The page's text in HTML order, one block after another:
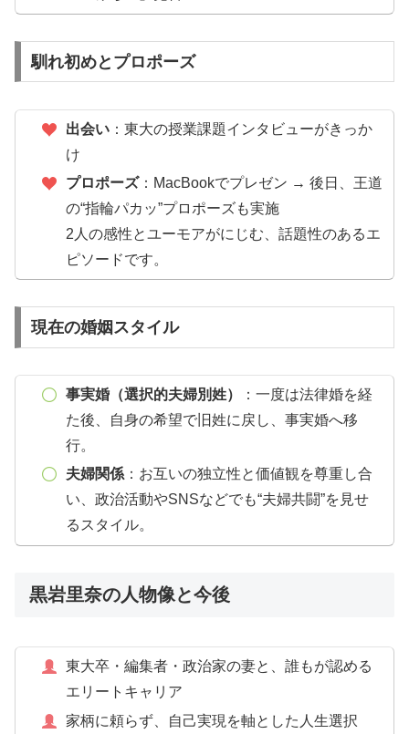
馴れ初めとプロポーズ
出会い：東大の授業課題インタビューがきっか
け
プロポーズ：MacBookでプレゼン → 後日、王道
の“指輪パカッ”プロポーズも実施
2人の感性とユーモアがにじむ、話題性のあるエ
ピソードです。
現在の婚姻スタイル
事実婚（選択的夫婦別姓）
：一度は法律婚を経
た後、自身の希望で旧姓に戻し、事実婚へ移
行。
夫婦関係：お互いの独立性と価値観を尊重し合
い、政治活動やSNSなどでも“夫婦共闘”を見せ
るスタイル。
黒岩里奈の人物像と今後
東大卒・編集者・政治家の妻と、誰もが認める
エリートキャリア
家柄に頼らず、自己実現を軸とした人生選択